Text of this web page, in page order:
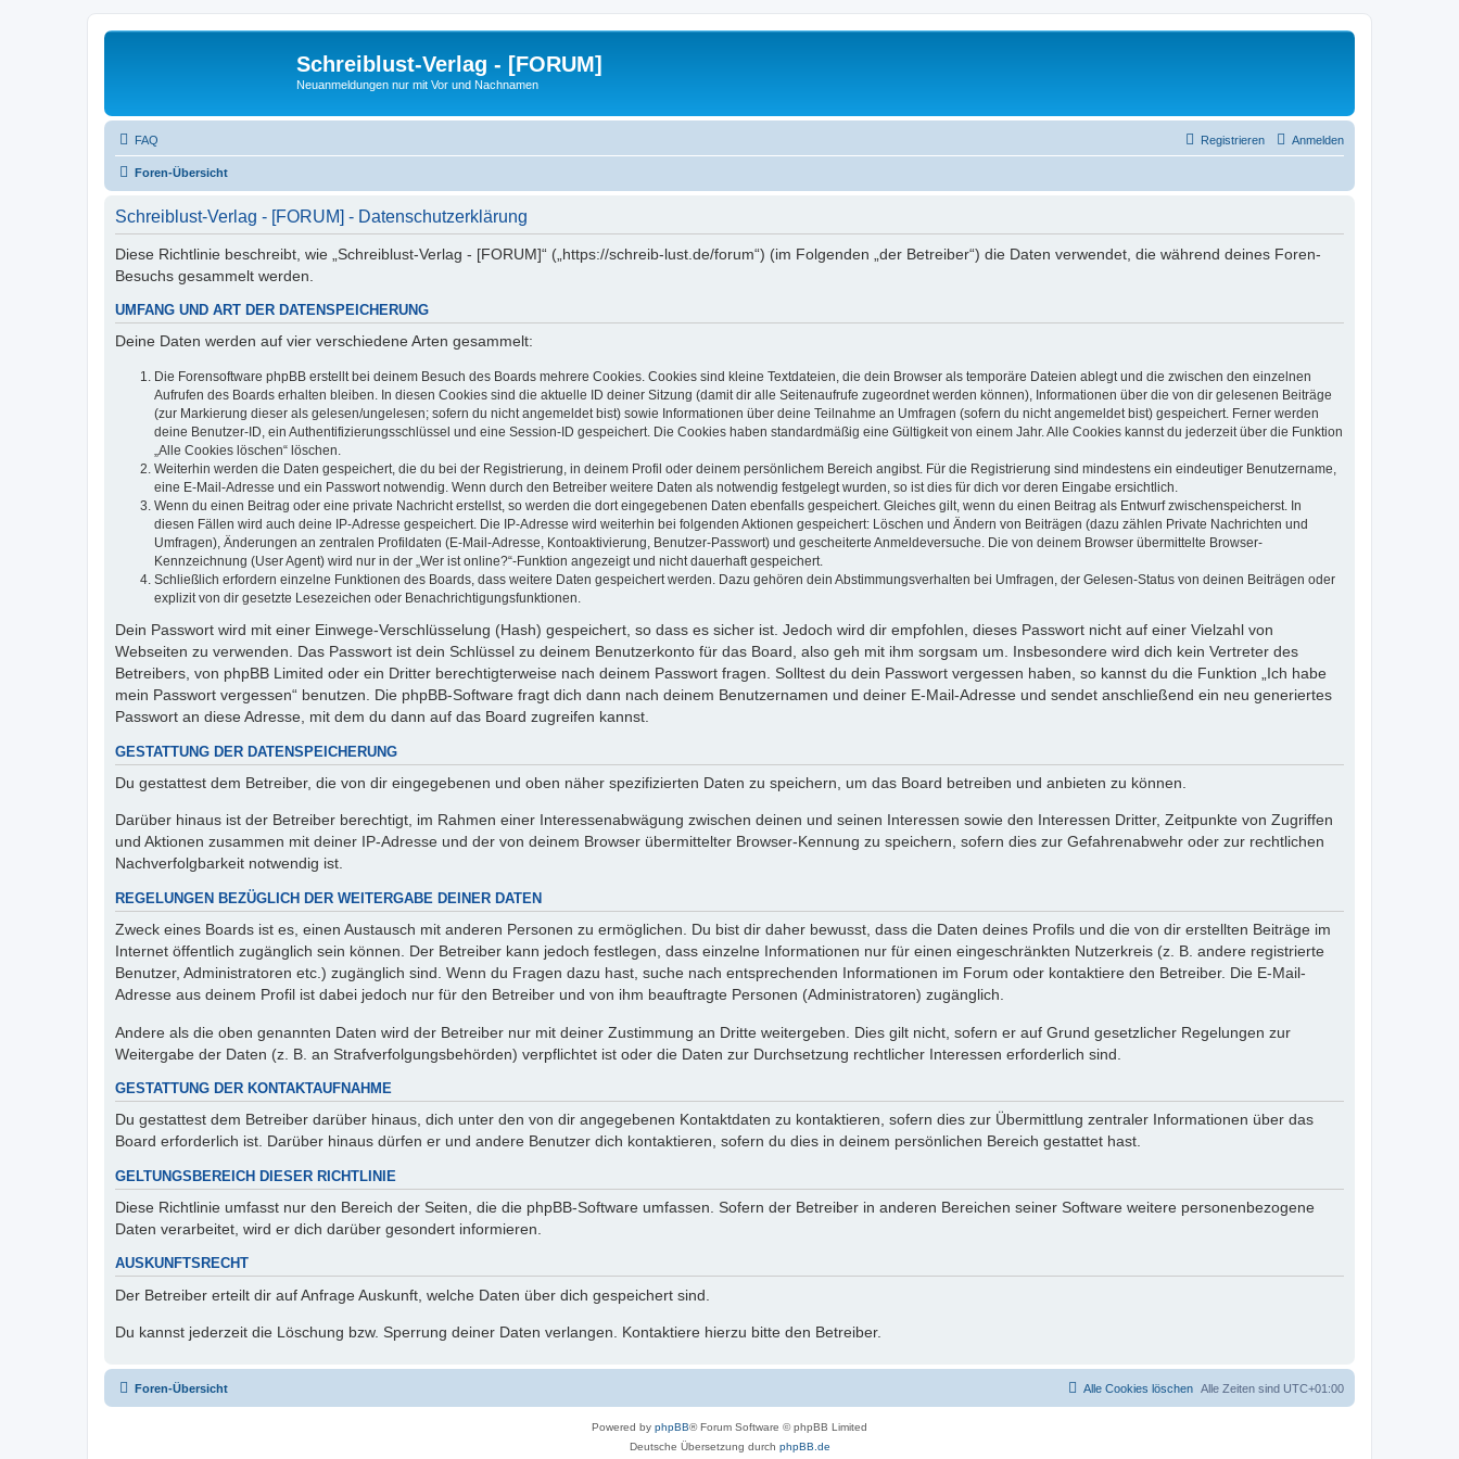
Schreiblust-Verlag - [FORUM]
Neuanmeldungen nur mit Vor und Nachnamen
FAQ Anmelden
Registrieren
Foren-Übersicht
Schreiblust-Verlag - [FORUM] - Datenschutzerklärung
Diese Richtlinie beschreibt, wie „Schreiblust-Verlag - [FORUM]“ („https://schreib-lust.de/forum“) (im Folgenden „der Betreiber“) die Daten verwendet, die während deines Foren-
Besuchs gesammelt werden.
UMFANG UND ART DER DATENSPEICHERUNG
Deine Daten werden auf vier verschiedene Arten gesammelt:
Die Forensoftware phpBB erstellt bei deinem Besuch des Boards mehrere Cookies. Cookies sind kleine Textdateien, die dein Browser als temporäre Dateien ablegt und die zwischen den einzelnen
Aufrufen des Boards erhalten bleiben. In diesen Cookies sind die aktuelle ID deiner Sitzung (damit dir alle Seitenaufrufe zugeordnet werden können), Informationen über die von dir gelesenen Beiträge
(zur Markierung dieser als gelesen/ungelesen; sofern du nicht angemeldet bist) sowie Informationen über deine Teilnahme an Umfragen (sofern du nicht angemeldet bist) gespeichert. Ferner werden
deine Benutzer-ID, ein Authentifizierungsschlüssel und eine Session-ID gespeichert. Die Cookies haben standardmäßig eine Gültigkeit von einem Jahr. Alle Cookies kannst du jederzeit über die Funktion
„Alle Cookies löschen“ löschen.
Weiterhin werden die Daten gespeichert, die du bei der Registrierung, in deinem Profil oder deinem persönlichem Bereich angibst. Für die Registrierung sind mindestens ein eindeutiger Benutzername,
eine E-Mail-Adresse und ein Passwort notwendig. Wenn durch den Betreiber weitere Daten als notwendig festgelegt wurden, so ist dies für dich vor deren Eingabe ersichtlich.
Wenn du einen Beitrag oder eine private Nachricht erstellst, so werden die dort eingegebenen Daten ebenfalls gespeichert. Gleiches gilt, wenn du einen Beitrag als Entwurf zwischenspeicherst. In
diesen Fällen wird auch deine IP-Adresse gespeichert. Die IP-Adresse wird weiterhin bei folgenden Aktionen gespeichert: Löschen und Ändern von Beiträgen (dazu zählen Private Nachrichten und
Umfragen), Änderungen an zentralen Profildaten (E-Mail-Adresse, Kontoaktivierung, Benutzer-Passwort) und gescheiterte Anmeldeversuche. Die von deinem Browser übermittelte Browser-
Kennzeichnung (User Agent) wird nur in der „Wer ist online?“-Funktion angezeigt und nicht dauerhaft gespeichert.
Schließlich erfordern einzelne Funktionen des Boards, dass weitere Daten gespeichert werden. Dazu gehören dein Abstimmungsverhalten bei Umfragen, der Gelesen-Status von deinen Beiträgen oder
explizit von dir gesetzte Lesezeichen oder Benachrichtigungsfunktionen.
Dein Passwort wird mit einer Einwege-Verschlüsselung (Hash) gespeichert, so dass es sicher ist. Jedoch wird dir empfohlen, dieses Passwort nicht auf einer Vielzahl von
Webseiten zu verwenden. Das Passwort ist dein Schlüssel zu deinem Benutzerkonto für das Board, also geh mit ihm sorgsam um. Insbesondere wird dich kein Vertreter des
Betreibers, von phpBB Limited oder ein Dritter berechtigterweise nach deinem Passwort fragen. Solltest du dein Passwort vergessen haben, so kannst du die Funktion „Ich habe
mein Passwort vergessen“ benutzen. Die phpBB-Software fragt dich dann nach deinem Benutzernamen und deiner E-Mail-Adresse und sendet anschließend ein neu generiertes
Passwort an diese Adresse, mit dem du dann auf das Board zugreifen kannst.
GESTATTUNG DER DATENSPEICHERUNG
Du gestattest dem Betreiber, die von dir eingegebenen und oben näher spezifizierten Daten zu speichern, um das Board betreiben und anbieten zu können.
Darüber hinaus ist der Betreiber berechtigt, im Rahmen einer Interessenabwägung zwischen deinen und seinen Interessen sowie den Interessen Dritter, Zeitpunkte von Zugriffen
und Aktionen zusammen mit deiner IP-Adresse und der von deinem Browser übermittelter Browser-Kennung zu speichern, sofern dies zur Gefahrenabwehr oder zur rechtlichen
Nachverfolgbarkeit notwendig ist.
REGELUNGEN BEZÜGLICH DER WEITERGABE DEINER DATEN
Zweck eines Boards ist es, einen Austausch mit anderen Personen zu ermöglichen. Du bist dir daher bewusst, dass die Daten deines Profils und die von dir erstellten Beiträge im
Internet öffentlich zugänglich sein können. Der Betreiber kann jedoch festlegen, dass einzelne Informationen nur für einen eingeschränkten Nutzerkreis (z. B. andere registrierte
Benutzer, Administratoren etc.) zugänglich sind. Wenn du Fragen dazu hast, suche nach entsprechenden Informationen im Forum oder kontaktiere den Betreiber. Die E-Mail-
Adresse aus deinem Profil ist dabei jedoch nur für den Betreiber und von ihm beauftragte Personen (Administratoren) zugänglich.
Andere als die oben genannten Daten wird der Betreiber nur mit deiner Zustimmung an Dritte weitergeben. Dies gilt nicht, sofern er auf Grund gesetzlicher Regelungen zur
Weitergabe der Daten (z. B. an Strafverfolgungsbehörden) verpflichtet ist oder die Daten zur Durchsetzung rechtlicher Interessen erforderlich sind.
GESTATTUNG DER KONTAKTAUFNAHME
Du gestattest dem Betreiber darüber hinaus, dich unter den von dir angegebenen Kontaktdaten zu kontaktieren, sofern dies zur Übermittlung zentraler Informationen über das
Board erforderlich ist. Darüber hinaus dürfen er und andere Benutzer dich kontaktieren, sofern du dies in deinem persönlichen Bereich gestattet hast.
GELTUNGSBEREICH DIESER RICHTLINIE
Diese Richtlinie umfasst nur den Bereich der Seiten, die die phpBB-Software umfassen. Sofern der Betreiber in anderen Bereichen seiner Software weitere personenbezogene
Daten verarbeitet, wird er dich darüber gesondert informieren.
AUSKUNFTSRECHT
Der Betreiber erteilt dir auf Anfrage Auskunft, welche Daten über dich gespeichert sind.
Du kannst jederzeit die Löschung bzw. Sperrung deiner Daten verlangen. Kontaktiere hierzu bitte den Betreiber.
Foren-Übersicht Alle Zeiten sind UTC+01:00
Alle Cookies löschen
Powered by phpBB® Forum Software © phpBB Limited
Deutsche Übersetzung durch phpBB.de